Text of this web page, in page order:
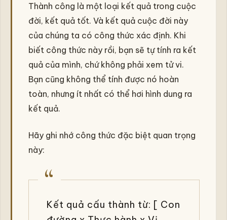
Thành công là một loại kết quả trong cuộc
đời, kết quả tốt. Và kết quả cuộc đời này
của chúng ta có công thức xác định. Khi
biết công thức này rồi, bạn sẽ tự tính ra kết
quả của mình, chứ không phải xem tử vi.
Bạn cũng không thể tính được nó hoàn
toàn, nhưng ít nhất có thể hơi hình dung ra
kết quả.
Hãy ghi nhớ công thức đặc biệt quan trọng
này:
Kết quả cấu thành từ: [ Con